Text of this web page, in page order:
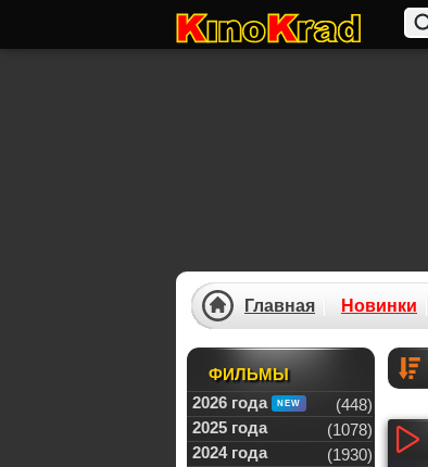
ФИЛЬМЫ
2026 года
(448)
2025 года
(1078)
2024 года
(1930)
Главная Новинки